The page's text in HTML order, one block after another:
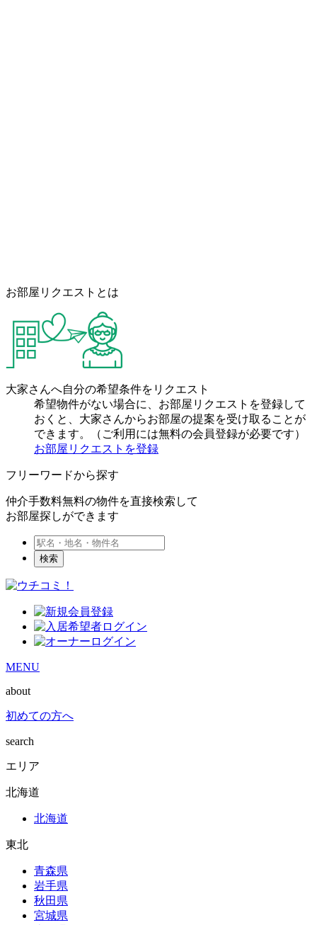
お部屋リクエストとは
大家さんへ自分の希望条件をリクエスト
希望物件がない場合に、お部屋リクエストを登録して
おくと、大家さんからお部屋の提案を受け取ることが
できます。（ご利用には無料の会員登録が必要です）
お部屋リクエストを登録
フリーワードから探す
仲介手数料無料の物件を直接検索して
お部屋探しができます
検索
MENU
about
初めての方へ
search
エリア
北海道
北海道
東北
青森県
岩手県
秋田県
宮城県